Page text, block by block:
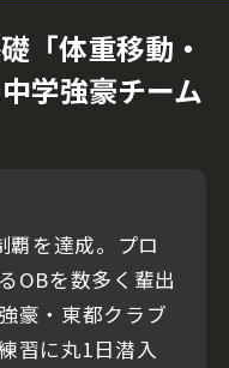
「体重移動・
学強豪チーム
覇を達成。プロ
OBを数多く輩出
豪・東都クラブ
習に丸1日潜入